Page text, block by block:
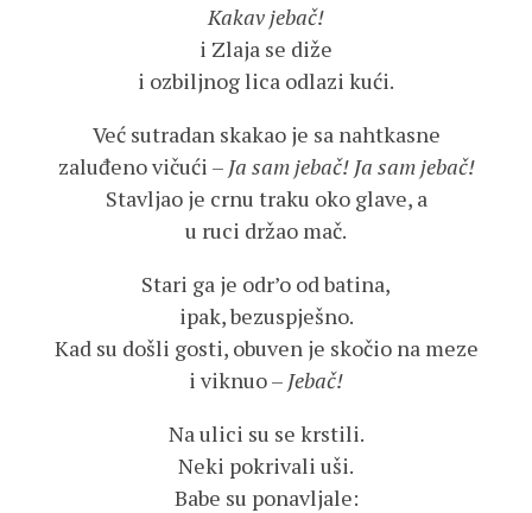
Kakav jebač!
i Zlaja se diže
i ozbiljnog lica odlazi kući.
Već sutradan skakao je sa nahtkasne
zaluđeno vičući – Ja sam jebač! Ja sam jebač!
Stavljao je crnu traku oko glave, a
u ruci držao mač.
Stari ga je odr’o od batina,
ipak, bezuspješno.
Kad su došli gosti, obuven je skočio na meze
i viknuo – Jebač!
Na ulici su se krstili.
Neki pokrivali uši.
Babe su ponavljale: